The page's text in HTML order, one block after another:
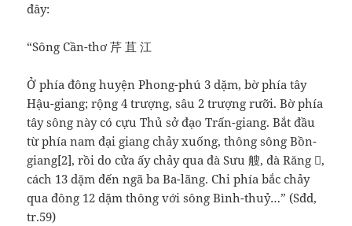
đây:
“Sông Cần-thơ 芹 苴 江
Ở phía đông huyện Phong-phú 3 dặm, bờ phía tây
Hậu-giang; rộng 4 trượng, sâu 2 trượng rưỡi. Bờ phía
tây sông này có cựu Thủ sở đạo Trấn-giang. Bắt đầu
từ phía nam đại giang chảy xuống, thông sông Bồn-
giang[2], rồi do cửa ấy chảy qua đà Sưu 艘, đà Răng 𪘵,
cách 13 dặm đến ngã ba Ba-lãng. Chi phía bắc chảy
qua đông 12 dặm thông với sông Bình-thuỷ…” (Sđd,
tr.59)